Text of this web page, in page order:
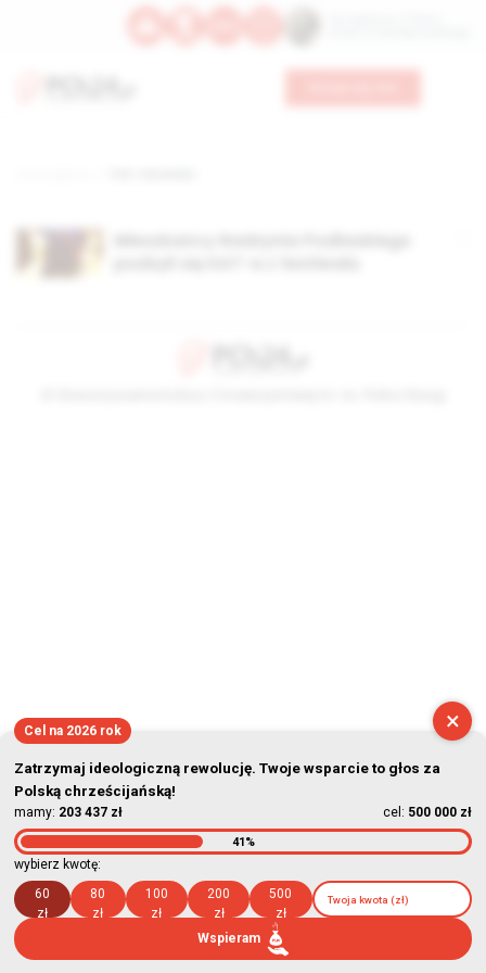
×
Cel na 2026 rok
Zatrzymaj ideologiczną rewolucję. Twoje wsparcie to głos za
Polską chrześcijańską!
mamy: 203 437 zł cel: 500 000 zł
41%
wybierz kwotę:
60
zł
80
zł
100
zł
200
zł
500
zł
Wspieram